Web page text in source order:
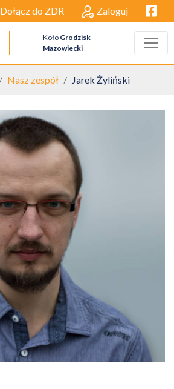
Dołącz do ZDR Zaloguj
Koło Grodzisk
Mazowiecki
Nasz zespół Jarek Żyliński